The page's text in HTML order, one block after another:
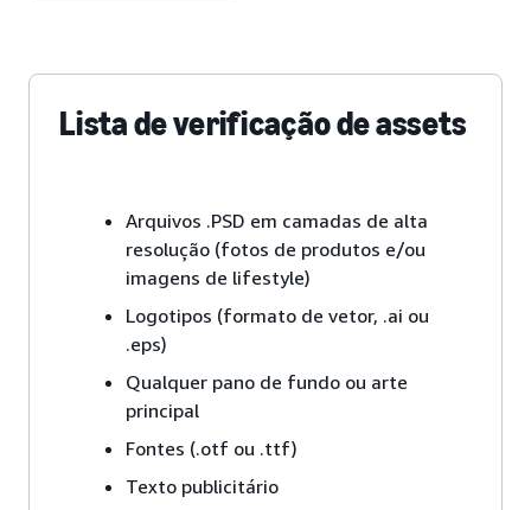
Lista de verificação de assets
Arquivos .PSD em camadas de alta
resolução (fotos de produtos e/ou
imagens de lifestyle)
Logotipos (formato de vetor, .ai ou
.eps)
Qualquer pano de fundo ou arte
principal
Fontes (.otf ou .ttf)
Texto publicitário